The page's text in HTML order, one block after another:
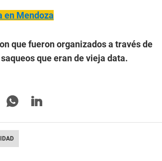
en Mendoza
que fueron organizados a través de
que eran de vieja data.